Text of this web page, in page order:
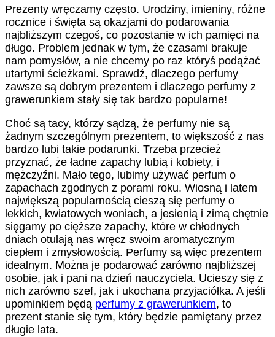
Prezenty wręczamy często. Urodziny, imieniny, różne
rocznice i święta są okazjami do podarowania
najbliższym czegoś, co pozostanie w ich pamięci na
długo. Problem jednak w tym, że czasami brakuje
nam pomysłów, a nie chcemy po raz któryś podążać
utartymi ścieżkami. Sprawdź, dlaczego perfumy
zawsze są dobrym prezentem i dlaczego perfumy z
grawerunkiem stały się tak bardzo popularne!
Choć są tacy, którzy sądzą, że perfumy nie są
żadnym szczególnym prezentem, to większość z nas
bardzo lubi takie podarunki. Trzeba przecież
przyznać, że ładne zapachy lubią i kobiety, i
mężczyźni. Mało tego, lubimy używać perfum o
zapachach zgodnych z porami roku. Wiosną i latem
największą popularnością cieszą się perfumy o
lekkich, kwiatowych woniach, a jesienią i zimą chętnie
sięgamy po cięższe zapachy, które w chłodnych
dniach otulają nas wręcz swoim aromatycznym
ciepłem i zmysłowością. Perfumy są więc prezentem
idealnym. Można je podarować zarówno najbliższej
osobie, jak i pani na dzień nauczyciela. Ucieszy się z
nich zarówno szef, jak i ukochana przyjaciółka. A jeśli
upominkiem będą perfumy z grawerunkiem, to
prezent stanie się tym, który będzie pamiętany przez
długie lata.